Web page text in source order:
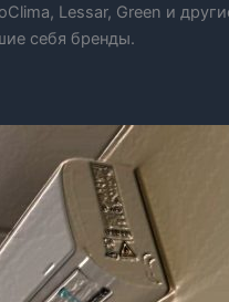
Lessar, Green и
себя бренды.